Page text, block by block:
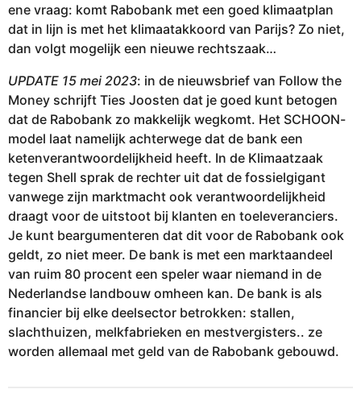
ene vraag: komt Rabobank met een goed klimaatplan
dat in lijn is met het klimaatakkoord van Parijs? Zo niet,
dan volgt mogelijk een nieuwe rechtszaak…
UPDATE 15 mei 2023: in de nieuwsbrief van Follow the
Money schrijft Ties Joosten dat je goed kunt betogen
dat de Rabobank zo makkelijk wegkomt. Het SCHOON-
model laat namelijk achterwege dat de bank een
ketenverantwoordelijkheid heeft. In de Klimaatzaak
tegen Shell sprak de rechter uit dat de fossielgigant
vanwege zijn marktmacht ook verantwoordelijkheid
draagt voor de uitstoot bij klanten en toeleveranciers.
Je kunt beargumenteren dat dit voor de Rabobank ook
geldt, zo niet meer. De bank is met een marktaandeel
van ruim 80 procent een speler waar niemand in de
Nederlandse landbouw omheen kan. De bank is als
financier bij elke deelsector betrokken: stallen,
slachthuizen, melkfabrieken en mestvergisters.. ze
worden allemaal met geld van de Rabobank gebouwd.